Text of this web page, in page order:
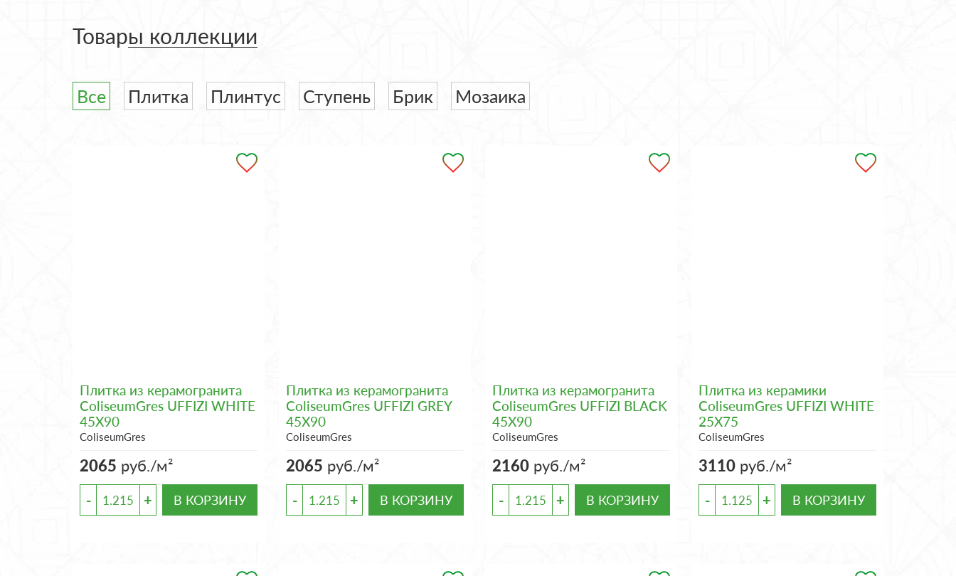
Товары коллекции
Все Плитка Плинтус Ступень Брик Мозаика
Плитка из керамогранита
ColiseumGres UFFIZI WHITE
45X90
ColiseumGres
2065 руб./м²
- + В КОРЗИНУ
Плитка из керамогранита
ColiseumGres UFFIZI GREY
45X90
ColiseumGres
2065 руб./м²
- + В КОРЗИНУ
Плитка из керамогранита
ColiseumGres UFFIZI BLACK
45X90
ColiseumGres
2160 руб./м²
- + В КОРЗИНУ
Плитка из керамики
ColiseumGres UFFIZI WHITE
25X75
ColiseumGres
3110 руб./м²
- + В КОРЗИНУ